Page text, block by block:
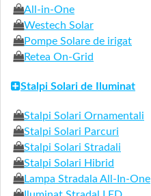
All-in-One
Westech Solar
Pompe Solare de irigat
Retea On-Grid
Stalpi Solari de Iluminat
Stalpi Solari Ornamentali
Stalpi Solari Parcuri
Stalpi Solari Stradali
Stalpi Solari Hibrid
Lampa Stradala All-In-One